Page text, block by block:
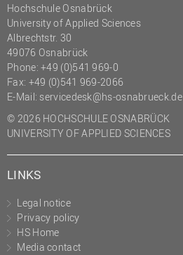
Präsidialbüro
Professional School
Projekte des Präsidiums
Projektmanagement Office
(PMO)
Prozessmanagement
Recht
Studium und Lehre
Transfer- und
Innovationsmanagement
Hochschule Osnabrück
University of Applied Sciences
Albrechtstr. 30
49076 Osnabrück
Phone: +49 (0)541 969-0
Fax: +49 (0)541 969-2066
E-Mail: servicedesk@hs-osnabrueck.de
© 2026 HOCHSCHULE OSNABRÜCK
UNIVERSITY OF APPLIED SCIENCES
LINKS
Legal notice
Privacy policy
HS Home
Media contact